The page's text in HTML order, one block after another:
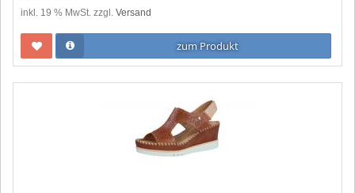
inkl. 19 % MwSt. zzgl. Versand
zum Produkt